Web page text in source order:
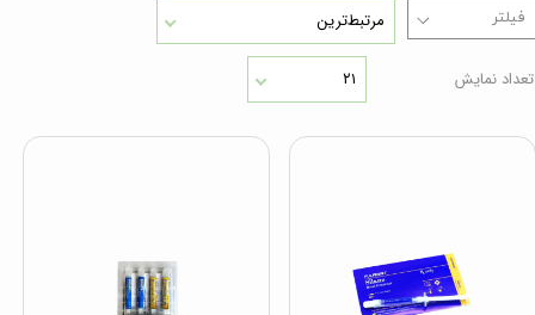
مرتبط‌ترین
تعداد نمایش ۲۱